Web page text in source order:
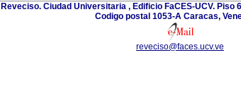
Reveciso. Ciudad Universitaria , Edificio FaCES-UCV. Piso
Codigo postal 1053-A Caracas,
reveciso@faces.ucv.ve